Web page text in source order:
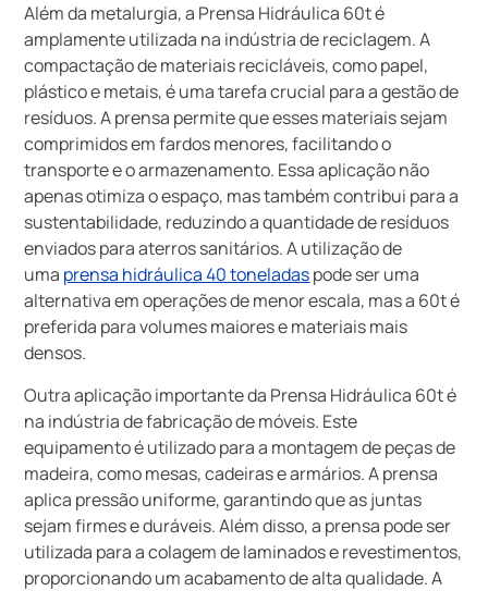
Além da metalurgia, a Prensa Hidráulica 60t é
amplamente utilizada na indústria de reciclagem. A
compactação de materiais recicláveis, como papel,
plástico e metais, é uma tarefa crucial para a gestão de
resíduos. A prensa permite que esses materiais sejam
comprimidos em fardos menores, facilitando o
transporte e o armazenamento. Essa aplicação não
apenas otimiza o espaço, mas também contribui para a
sustentabilidade, reduzindo a quantidade de resíduos
enviados para aterros sanitários. A utilização de
uma prensa hidráulica 40 toneladaspode ser uma
alternativa em operações de menor escala, mas a 60t é
preferida para volumes maiores e materiais mais
densos.
Outra aplicação importante da Prensa Hidráulica 60t é
na indústria de fabricação de móveis. Este
equipamento é utilizado para a montagem de peças de
madeira, como mesas, cadeiras e armários. A prensa
aplica pressão uniforme, garantindo que as juntas
sejam firmes e duráveis. Além disso, a prensa pode ser
utilizada para a colagem de laminados e revestimentos,
proporcionando um acabamento de alta qualidade. A